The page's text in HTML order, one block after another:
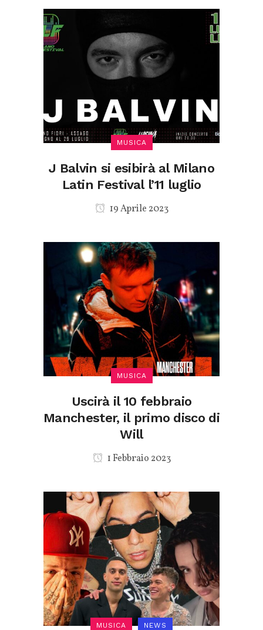
MUSICA
J Balvin si esibirà al Milano
Latin Festival l’11 luglio
19 Aprile 2023
MUSICA
Uscirà il 10 febbraio
Manchester, il primo disco di
Will
1 Febbraio 2023
MUSICA NEWS